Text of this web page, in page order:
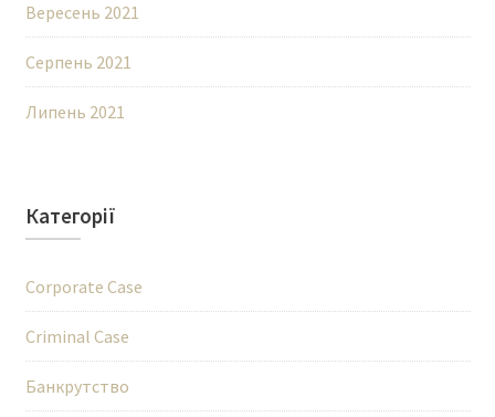
Вересень 2021
Серпень 2021
Липень 2021
Категорії
Corporate Case
Criminal Case
Банкрутство